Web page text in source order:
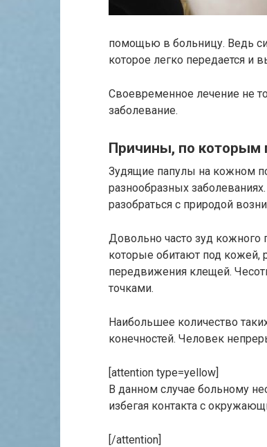
помощью в больницу. Ведь
которое легко передается и
Своевременное лечение не
заболевание.
Причины, по которым
Зудящие папулы на кожном
разнообразных
разобраться с природой
Довольно часто зуд
которые обитают под кожей,
передвижения клещей.
точками.
Наибольшее количество
конечностей. Человек
[attention type=yellow]
В данном случае больному
избегая контакта с
[/attention]